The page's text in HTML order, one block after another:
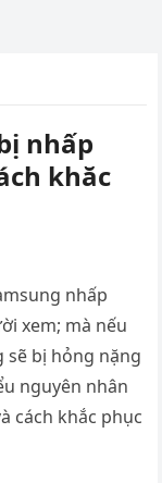
nhấp
khăc
nhấp
xem; mà nếu
sẽ bị hỏng nặng
nguyên nhân
cách khắc phục